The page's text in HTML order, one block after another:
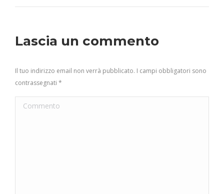
Lascia un commento
Il tuo indirizzo email non verrà pubblicato. I campi obbligatori sono
contrassegnati *
Commento